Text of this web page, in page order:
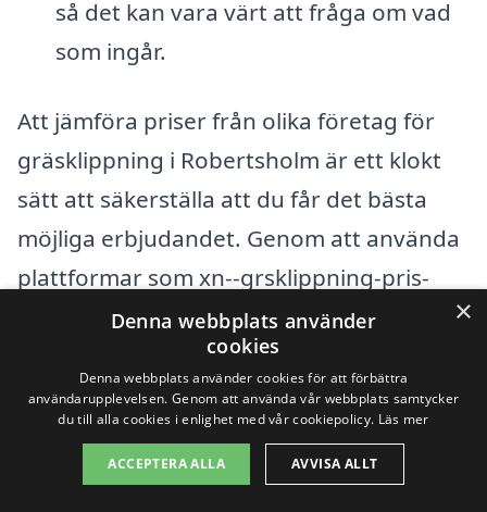
så det kan vara värt att fråga om vad
som ingår.
Att jämföra priser från olika företag för
gräsklippning i Robertsholm är ett klokt
sätt att säkerställa att du får det bästa
möjliga erbjudandet. Genom att använda
plattformar som xn--grsklippning-pris-
rqb.se kan du enkelt be om offerter från
lokala företag och få en översikt över
priser och tjänster. Detta hjälper dig inte
bara att fatta ett informerat beslut, utan
även att säkerställa att du anlitar en
×
Denna webbplats använder
cookies
Denna webbplats använder cookies för att förbättra
användarupplevelsen. Genom att använda vår webbplats samtycker
du till alla cookies i enlighet med vår cookiepolicy. Läs mer
ACCEPTERA ALLA AVVISA ALLT